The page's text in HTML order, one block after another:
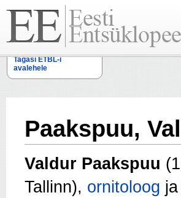
Tagasi ETBL-i
avalehele
Paakspuu,
Valdur Paakspuu
Tallinn), ornitoloog ja